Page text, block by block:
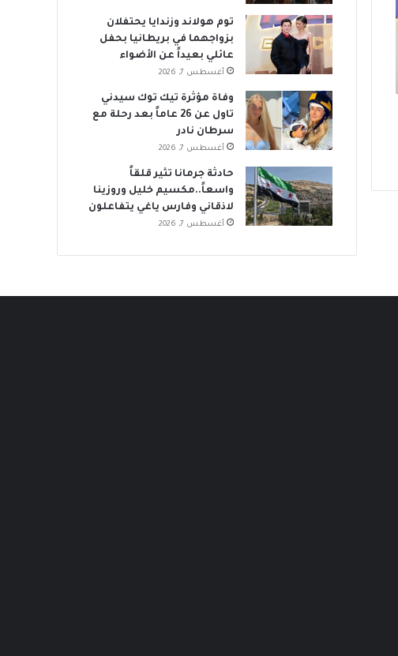
توم هولاند وزندايا يحتفلان
بزواجهما في بريطانيا بحفل
عائلي بعيداً عن الأضواء
أغسطس 7, 2026
وفاة مؤثرة تيك توك سيدني
تاول عن 26 عاماً بعد رحلة مع
سرطان نادر
أغسطس 7, 2026
حادثة جرمانا تثير قلقاً
واسعاً..مكسيم خليل وروزينا
لاذقاني وفارس ياغي يتفاعلون
أغسطس 7, 2026